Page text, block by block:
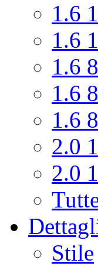
1.6
1.6
1.6
1.6
1.6
2.0
2.0
Stile